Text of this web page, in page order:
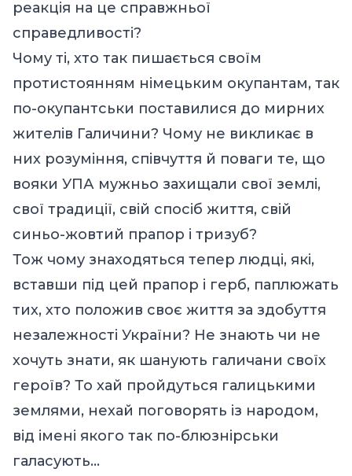
реакція на це справжньої
справедливості?
Чому ті, хто так пишається своїм
протистоянням німецьким окупантам, так
по-окупантськи поставилися до мирних
жителів Галичини? Чому не викликає в
них розуміння, співчуття й поваги те, що
вояки УПА мужньо захищали свої землі,
свої традиції, свій спосіб життя, свій
синьо-жовтий прапор і тризуб?
Тож чому знаходяться тепер людці, які,
вставши під цей прапор і герб, паплюжать
тих, хто положив своє життя за здобуття
незалежності України? Не знають чи не
хочуть знати, як шанують галичани своїх
героїв? То хай пройдуться галицькими
землями, нехай поговорять із народом,
від імені якого так по-блюзнірськи
галасують…